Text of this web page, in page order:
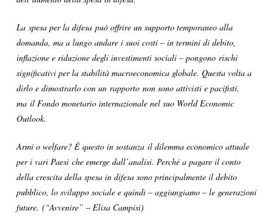
La spesa per la difesa può offrire un supporto temporaneo alla
domanda, ma a lungo andare i suoi costi – in termini di debito,
inflazione e riduzione degli investimenti sociali – pongono rischi
significativi per la stabilità macroeconomica globale. Questa volta a
dirlo e dimostrarlo con un rapporto non sono attivisti e pacifisti,
ma il Fondo monetario internazionale nel suo World Economic
Outlook.
Armi o welfare? È questo in sostanza il dilemma economico attuale
per i vari Paesi che emerge dall’analisi. Perché a pagare il conto
della crescita della spesa in difesa sono principalmente il debito
pubblico, lo sviluppo sociale e quindi – aggiungiamo – le generazioni
future. (“Avvenire” – Elisa Campisi)